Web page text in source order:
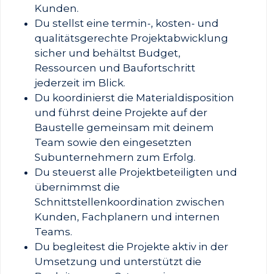
Kunden.
Du stellst eine termin-, kosten- und
qualitätsgerechte Projektabwicklung
sicher und behältst Budget,
Ressourcen und Baufortschritt
jederzeit im Blick.
Du koordinierst die Materialdisposition
und führst deine Projekte auf der
Baustelle gemeinsam mit deinem
Team sowie den eingesetzten
Subunternehmern zum Erfolg.
Du steuerst alle Projektbeteiligten und
übernimmst die
Schnittstellenkoordination zwischen
Kunden, Fachplanern und internen
Teams.
Du begleitest die Projekte aktiv in der
Umsetzung und unterstützt die